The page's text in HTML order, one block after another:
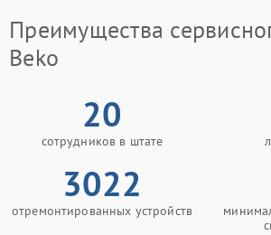
Преимущества
Beko
20
сотрудников в штате
3022
отремонтированных устройств